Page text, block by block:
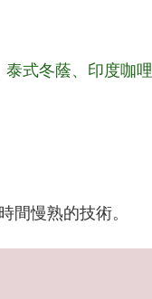
泰式冬蔭、印度咖哩
慢熟的技術。